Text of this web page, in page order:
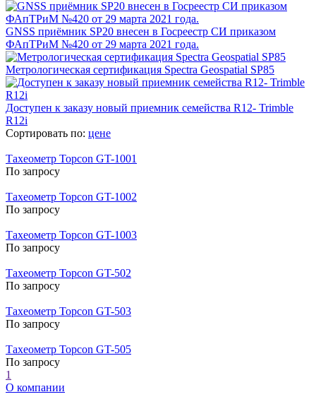
GNSS приёмник SP20 внесен в Госреестр СИ приказом
ФАпТРиМ №420 от 29 марта 2021 года.
Метрологическая сертификация Spectra Geospatial SP85
Доступен к заказу новый приемник семейства R12- Trimble
R12i
Сортировать по: цене
Тахеометр Topcon GT-1001
По запросу
Тахеометр Topcon GT-1002
По запросу
Тахеометр Topcon GT-1003
По запросу
Тахеометр Topcon GT-502
По запросу
Тахеометр Topcon GT-503
По запросу
Тахеометр Topcon GT-505
По запросу
1
О компании